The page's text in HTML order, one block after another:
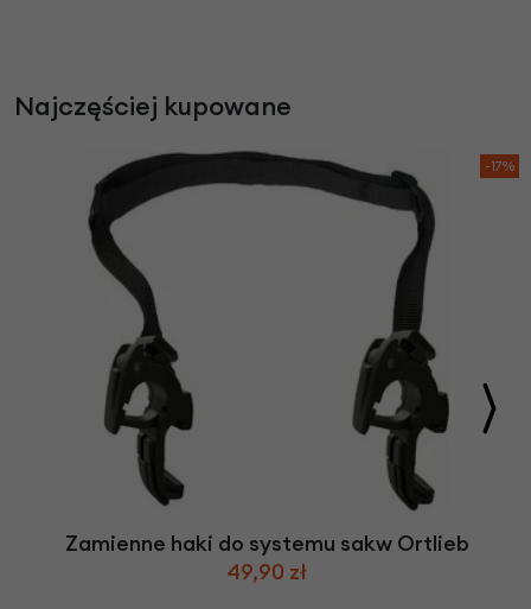
Najczęściej kupowane
-17%
Zamienne haki do systemu sakw Ortlieb
49,90 zł